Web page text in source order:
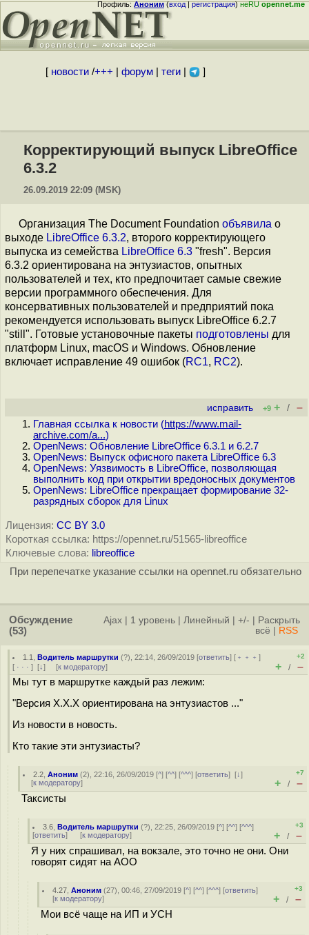
Профиль:Аноним(вход|регистрация)неRUopennet.me
[ новости/+++ форум| теги| ]
Корректирующий выпуск LibreOffice
6.3.2
26.09.2019 22:09 (MSK)
Организация The Document Foundation объявила о
выходе LibreOffice 6.3.2, второго корректирующего
выпуска из семейства LibreOffice 6.3 "fresh". Версия
6.3.2 ориентирована на энтузиастов, опытных
пользователей и тех, кто предпочитает самые свежие
версии программного обеспечения. Для
консервативных пользователей и предприятий пока
рекомендуется использовать выпуск LibreOffice 6.2.7
"still". Готовые установочные пакеты подготовлены для
платформ Linux, macOS и Windows. Обновление
включает исправление 49 ошибок (RC1, RC2).
исправить +9 + / –
Главная ссылка к новости (https://www.mail-
archive.com/a...)
OpenNews: Обновление LibreOffice 6.3.1 и 6.2.7
OpenNews: Выпуск офисного пакета LibreOffice 6.3
OpenNews: Уязвимость в LibreOffice, позволяющая
выполнить код при открытии вредоносных документов
OpenNews: LibreOffice прекращает формирование 32-
разрядных сборок для Linux
Лицензия: CC BY 3.0
Короткая ссылка: https://opennet.ru/51565-libreoffice
Ключевые слова: libreoffice
При перепечатке указание ссылки на opennet.ru обязательно
Обсуждение
(53)
Ajax 1 уровень Линейный +/-
Раскрыть
всё
RSS
1.1 ,Водитель маршрутки (?), 22:14, 26/09/2019 [ответить] [ ﹢﹢﹢]
[ · · · ] [↓] [к модератору]
+2
+ / –
Мы тут в маршрутке каждый раз лежим:
"Версия Х.Х.Х ориентирована на энтузиастов ..."
Из новости в новость.
Кто такие эти энтузиасты?
2.2 ,Аноним (2), 22:16, 26/09/2019 [^] [^^] [^^^] [ответить][↓]
[к модератору]
+7
+ / –
Таксисты
3.6 ,Водитель маршрутки (?), 22:25, 26/09/2019 [^] [^^] [^^^]
[ответить] [к модератору]
+3
+ / –
Я у них спрашивал, на вокзале, это точно не они. Они
говорят сидят на АОО
4.27 ,Аноним (27), 00:46, 27/09/2019 [^] [^^] [^^^] [ответить]
[к модератору]
+3
+ / –
Мои всё чаще на ИП и УСН